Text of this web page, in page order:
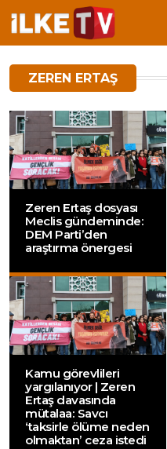
ZEREN ERTAŞ
Zeren Ertaş dosyası
Meclis gündeminde:
DEM Parti’den
araştırma önergesi
Kamu görevlileri
yargılanıyor | Zeren
Ertaş davasında
mütalaa: Savcı
‘taksirle ölüme neden
olmaktan’ ceza istedi